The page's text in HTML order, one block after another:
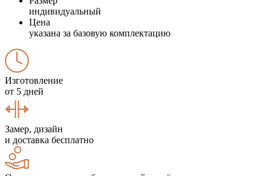
индивидуальный
Цена
указана за базовую комплектацию
Изготовление
от 5 дней
Замер, дизайн
и доставка бесплатно